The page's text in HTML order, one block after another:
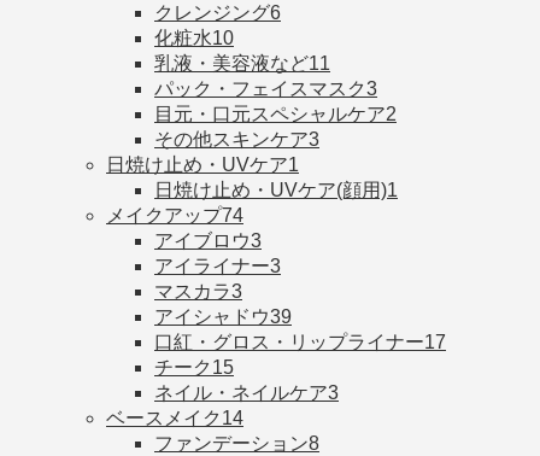
クレンジング6
化粧水10
乳液・美容液など11
パック・フェイスマスク3
目元・口元スペシャルケア2
その他スキンケア3
日焼け止め・UVケア1
日焼け止め・UVケア(顔用)1
メイクアップ74
アイブロウ3
アイライナー3
マスカラ3
アイシャドウ39
口紅・グロス・リップライナー17
チーク 15
ネイル・ネイルケア3
ベースメイク 14
ファンデーション8